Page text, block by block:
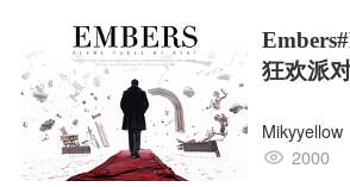
狂欢派
Mikyyellow
2000